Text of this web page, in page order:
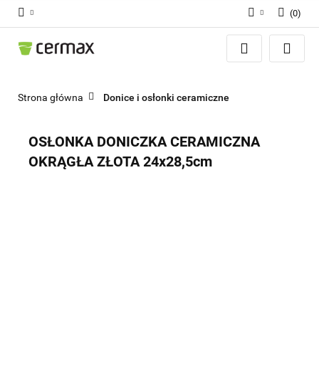
Zaloguj się
(0)
Strona główna Donice i osłonki ceramiczne
OSŁONKA DONICZKA CERAMICZNA
OKRĄGŁA ZŁOTA 24x28,5cm